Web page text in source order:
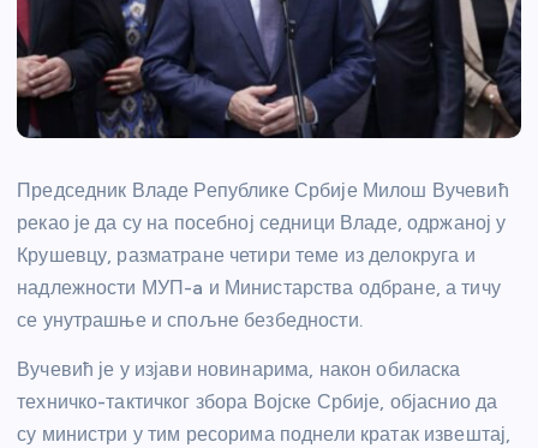
Председник Владе Републике Србије Милош Вучевић
рекао је да су на посебној седници Владе, одржаној у
Крушевцу, разматране четири теме из делокруга и
надлежности МУП-a и Министарства одбране, а тичу
се унутрашње и спољне безбедности.
Вучевић је у изјави новинарима, након обиласка
техничко-тактичког збора Војске Србије, објаснио да
су министри у тим ресорима поднели кратак извештај,